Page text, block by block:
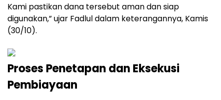
Kami pastikan dana tersebut aman dan siap
digunakan,” ujar Fadlul dalam keterangannya, Kamis
(30/10).
Proses Penetapan dan Eksekusi
Pembiayaan